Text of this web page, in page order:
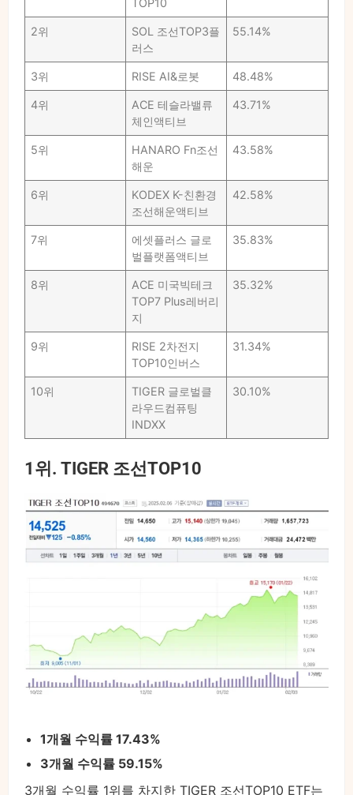
2위
SOL 조선TOP3플
러스
55.14%
3위 RISE AI&로봇 48.48%
4위
ACE 테슬라밸류
체인액티브
43.71%
5위
HANARO Fn조선
해운
43.58%
6위
KODEX K-친환경
조선해운액티브
42.58%
7위
에셋플러스 글로
벌플랫폼액티브
35.83%
8위
ACE 미국빅테크
TOP7 Plus레버리
지
35.32%
9위
RISE 2차전지
TOP10인버스
31.34%
10위
TIGER 글로벌클
라우드컴퓨팅
INDXX
30.10%
1위. TIGER 조선TOP10
1개월 수익률 17.43%
3개월 수익률 59.15%
3개월 수익률 1위를 차지한 TIGER 조선TOP10 ETF는